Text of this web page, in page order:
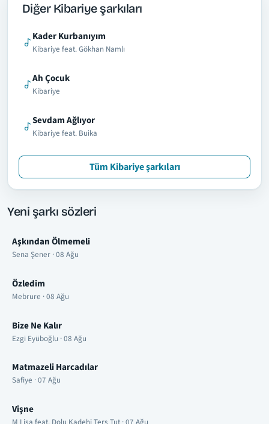
Diğer Kibariye şarkıları
Kader Kurbanıyım
Kibariye feat. Gökhan Namlı
Ah Çocuk
Kibariye
Sevdam Ağlıyor
Kibariye feat. Buika
Tüm Kibariye şarkıları
Yeni şarkı sözleri
Aşkından Ölmemeli
Sena Şener · 08 Ağu
Özledim
Mebrure · 08 Ağu
Bize Ne Kalır
Ezgi Eyüboğlu · 08 Ağu
Matmazeli Harcadılar
Safiye · 07 Ağu
Vişne